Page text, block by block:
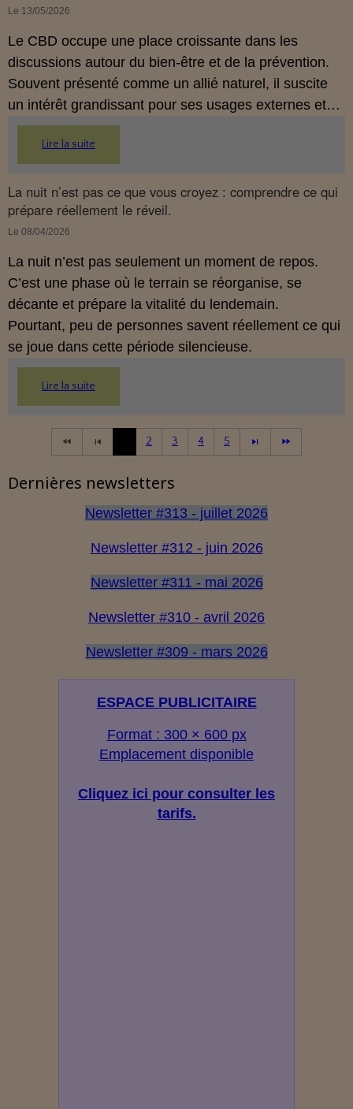
Le 13/05/2026
Le CBD occupe une place croissante dans les
discussions autour du bien‑être et de la prévention.
Souvent présenté comme un allié naturel, il suscite
un intérêt grandissant pour ses usages externes et
son interaction avec le système endocannabinoïde.
Cet article propose une mise au point claire, moderne
et conforme à la réglementation française de 2026.
Lire la suite
La nuit n’est pas ce que vous croyez : comprendre ce qui
prépare réellement le réveil.
Le 08/04/2026
La nuit n’est pas seulement un moment de repos.
C’est une phase où le terrain se réorganise, se
décante et prépare la vitalité du lendemain.
Pourtant, peu de personnes savent réellement ce qui
se joue dans cette période silencieuse.
Lire la suite
2 3 4 5
Dernières newsletters
Newsletter #313 - juillet 2026
Newsletter #312 - juin 2026
Newsletter #311 - mai 2026
Newsletter #310 - avril 2026
Newsletter #309 - mars 2026
ESPACE PUBLICITAIRE
Format : 300 × 600 px
Emplacement disponible
Cliquez ici pour consulter les
tarifs.